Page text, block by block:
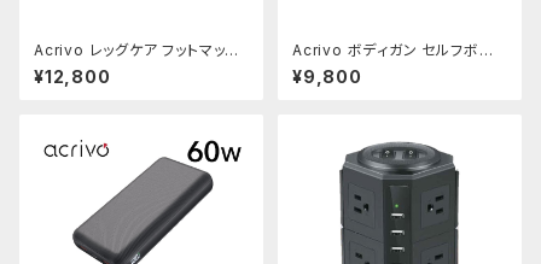
Acrivo レッグケア フットマッサ
ージャー セルフボディケアグッ
ズ
¥12,800
Acrivo ボディガン セルフボディ
ケアグッズ
¥9,800